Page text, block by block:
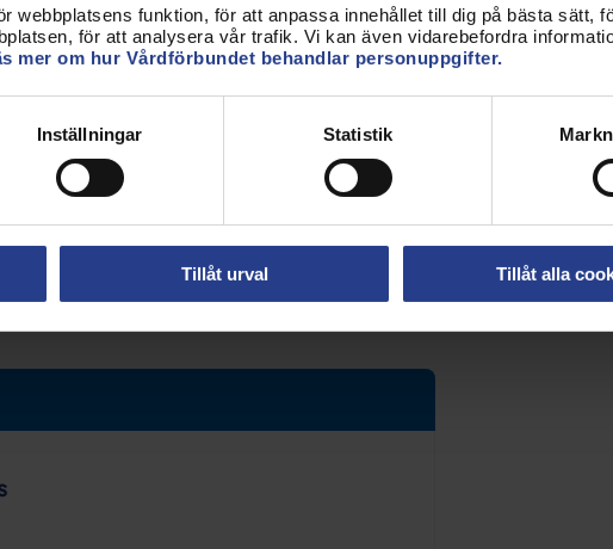
webbplatsens funktion, för att anpassa innehållet till dig på bästa sätt,
för att analysera vår trafik. Vi kan även vidarebefordra
mer om hur Vårdförbundet behandlar personuppgifter.
Inställningar Statistik
Tillåt urval Tillåt alla
i samband med lönerevisionen men också
Jag mailar ut regelbundet om utbildningar
med otroligt kunnig personal som
vänder sig till dem, de hjälper mer än gärna
är bara att man klickar runt där. Det finns
beställa hem och lägga ut i
hjulet igen.